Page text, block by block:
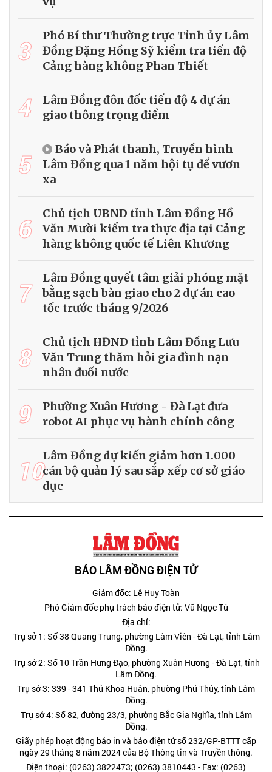
3
Phó Bí thư Thường trực Tỉnh ủy Lâm
Đồng Đặng Hồng Sỹ kiểm tra tiến độ
Cảng hàng không Phan Thiết
4
Lâm Đồng đôn đốc tiến độ 4 dự án
giao thông trọng điểm
5
Báo và Phát thanh, Truyền hình
Lâm Đồng qua 1 năm hội tụ để vươn
xa
6
Chủ tịch UBND tỉnh Lâm Đồng Hồ
Văn Mười kiểm tra thực địa tại Cảng
hàng không quốc tế Liên Khương
7
Lâm Đồng quyết tâm giải phóng mặt
bằng sạch bàn giao cho 2 dự án cao
tốc trước tháng 9/2026
8
Chủ tịch HĐND tỉnh Lâm Đồng Lưu
Văn Trung thăm hỏi gia đình nạn
nhân đuối nước
9
Phường Xuân Hương - Đà Lạt đưa
robot AI phục vụ hành chính công
10Lâm Đồng dự kiến giảm hơn 1.000
cán bộ quản lý sau sắp xếp cơ sở giáo
dục
BÁO LÂM ĐỒNG ĐIỆN TỬ
Giám đốc: Lê Huy Toàn
Phó Giám đốc phụ trách báo điện tử: Vũ Ngọc Tú
Địa chỉ:
Trụ sở 1: Số 38 Quang Trung, phường Lâm Viên - Đà Lạt, tỉnh Lâm
Đồng.
Trụ sở 2: Số 10 Trần Hưng Đạo, phường Xuân Hương - Đà Lạt, tỉnh
Lâm Đồng.
Trụ sở 3: 339 - 341 Thủ Khoa Huân, phường Phú Thủy, tỉnh Lâm
Đồng.
Trụ sở 4: Số 82, đường 23/3, phường Bắc Gia Nghĩa, tỉnh Lâm
Đồng.
Giấy phép hoạt động báo in và báo điện tử số 232/GP-BTTT cấp
ngày 29 tháng 8 năm 2024 của Bộ Thông tin và Truyền thông.
Điện thoại: (0263) 3822473; (0263) 3810443 - Fax: (0263)